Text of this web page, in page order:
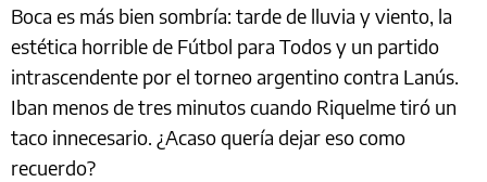
Boca es más bien sombría: tarde de lluvia y viento, la
estética horrible de Fútbol para Todos y un partido
intrascendente por el torneo argentino contra Lanús.
Iban menos de tres minutos cuando Riquelme tiró un
taco innecesario. ¿Acaso quería dejar eso como
recuerdo?